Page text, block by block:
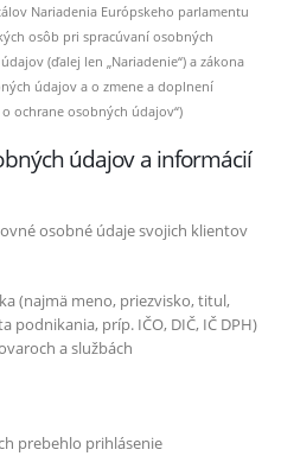
Nariadenia Európskeho parlamentu
osôb pri spracúvaní osobných
(ďalej len „Nariadenie“) a zákona
údajov a o zmene a doplnení
ochrane osobných údajov“)
údajov a informácií
osobné údaje svojich klientov
(najmä meno, priezvisko, titul,
podnikania, príp. IČO, DIČ, IČ DPH)
a službách
prebehlo prihlásenie